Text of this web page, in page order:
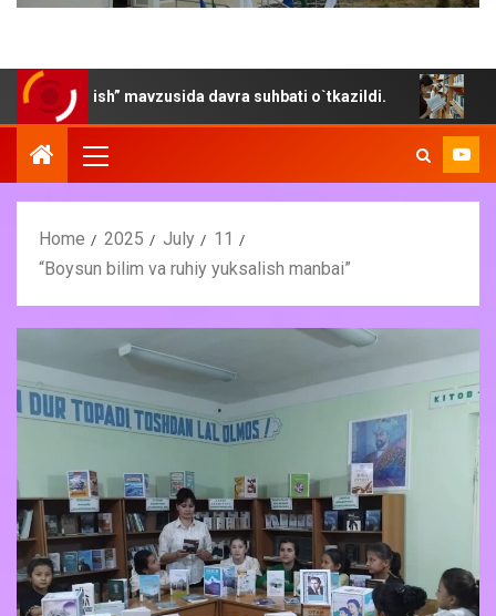
mavzusida davra suhbati o`tkazildi. “Yoz-
Home 2025 July
11
“Boysun bilim va ruhiy yuksalish manbai”